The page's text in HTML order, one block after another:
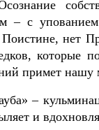
– с
нет
которые
примет нашу
–
и